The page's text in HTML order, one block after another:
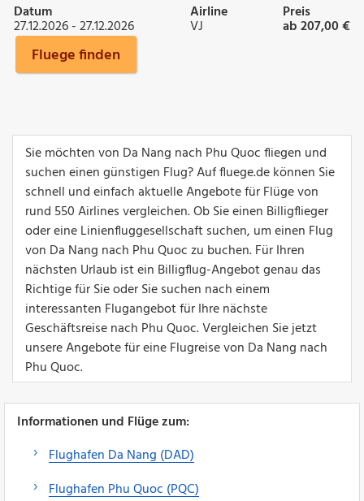
Datum
27.12.2026 - 27.12.2026
Airline
VJ
Preis
ab 207,00 €
Fluege finden
Sie möchten von Da Nang nach Phu Quoc fliegen und
suchen einen günstigen Flug? Auf fluege.de können Sie
schnell und einfach aktuelle Angebote für Flüge von
rund 550 Airlines vergleichen. Ob Sie einen Billigflieger
oder eine Linienfluggesellschaft suchen, um einen Flug
von Da Nang nach Phu Quoc zu buchen. Für Ihren
nächsten Urlaub ist ein Billigflug-Angebot genau das
Richtige für Sie oder Sie suchen nach einem
interessanten Flugangebot für Ihre nächste
Geschäftsreise nach Phu Quoc. Vergleichen Sie jetzt
unsere Angebote für eine Flugreise von Da Nang nach
Phu Quoc.
Informationen und Flüge zum:
Flughafen Da Nang (DAD)
Flughafen Phu Quoc (PQC)